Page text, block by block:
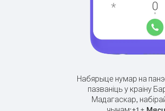
Набярыце нумар на
пазваніць у краіну
Мадагаскар,